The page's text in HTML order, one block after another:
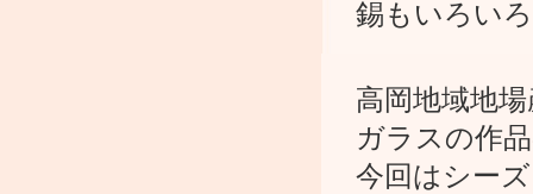
錫もいろい
高岡地域地
ガラスの作
今回はシー